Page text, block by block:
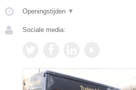
Openingstijden ▼
Sociale media: